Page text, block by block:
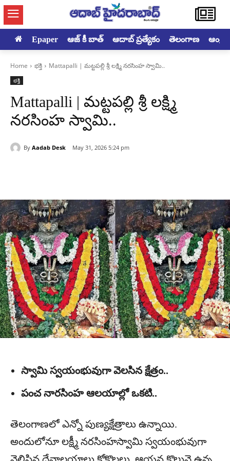
Epaper ఆజ్ కీ బాత్ ఆదాబ్ ప్రత్యేకం తెలంగాణ
Home భక్తి Mattapalli | మట్టపల్లి శ్రీ లక్ష్మి నరసింహ స్వామి..
భక్తి
Mattapalli | మట్టపల్లి శ్రీ లక్ష్మి
నరసింహ స్వామి..
By Aadab Desk May 31, 2026 5:24 pm
స్వామి స్వయంభువుగా వెలసిన క్షేత్రం..
పంచ నారసింహ ఆలయాల్లో ఒకటి..
తెలంగాణలో ఎన్నో పుణ్యక్షేత్రాలు ఉన్నాయి.
అందులోనూ లక్ష్మీ నరసింహస్వామి స్వయంభువుగా